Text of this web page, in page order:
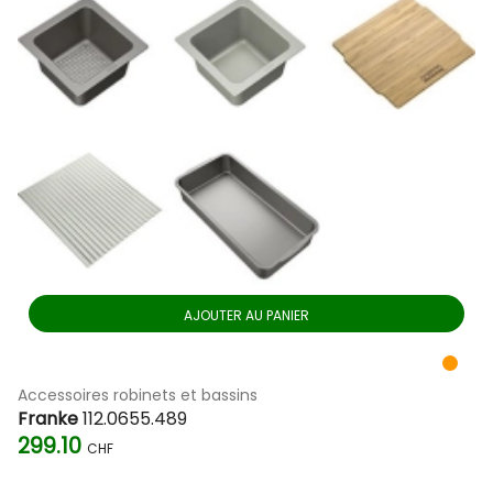
AJOUTER AU PANIER
Accessoires robinets et bassins
Franke112.0655.489
299.10 CHF